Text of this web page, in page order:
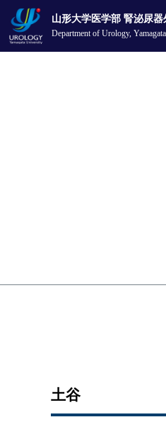
山形大学医学部 腎泌尿
Department of Urology,
土谷